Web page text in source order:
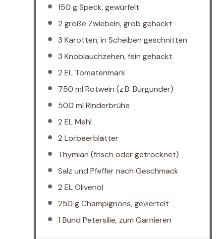
150 gSpeck, gewürfelt
2 große Zwiebeln, grob gehackt
3 Karotten, in Scheiben geschnitten
3 Knoblauchzehen, fein gehackt
2 EL Tomatenmark
750 ml Rotwein (z.B. Burgunder)
500 ml Rinderbrühe
2 EL Mehl
2 Lorbeerblätter
Thymian (frisch oder getrocknet)
Salz und Pfeffer nach Geschmack
2 EL Olivenöl
250 gChampignons, geviertelt
1 Bund Petersilie, zum Garnieren